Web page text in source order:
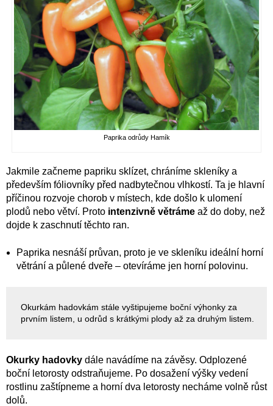
Paprika odrůdy Hamík
Jakmile začneme papriku sklízet, chráníme skleníky a
především fóliovníky před nadbytečnou vlhkostí. Ta je hlavní
příčinou rozvoje chorob v místech, kde došlo k ulomení
plodů nebo větví. Proto intenzivně větráme až do doby, než
dojde k zaschnutí těchto ran.
Paprika nesnáší průvan, proto je ve skleníku ideální horní
větrání a půlené dveře – otevíráme jen horní polovinu.
Okurkám hadovkám stále vyštipujeme boční výhonky za
prvním listem, u odrůd s krátkými plody až za druhým listem.
Okurky hadovky dále navádíme na závěsy. Odplozené
boční letorosty odstraňujeme. Po dosažení výšky vedení
rostlinu zaštípneme a horní dva letorosty necháme volně růst
dolů.